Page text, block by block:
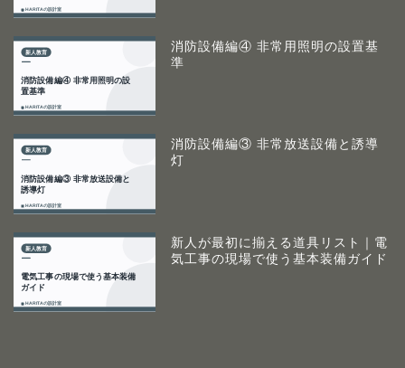
消防設備編④ 非常用照明の設置基
準
消防設備編③ 非常放送設備と誘導
灯
新人が最初に揃える道具リスト｜電
気工事の現場で使う基本装備ガイド